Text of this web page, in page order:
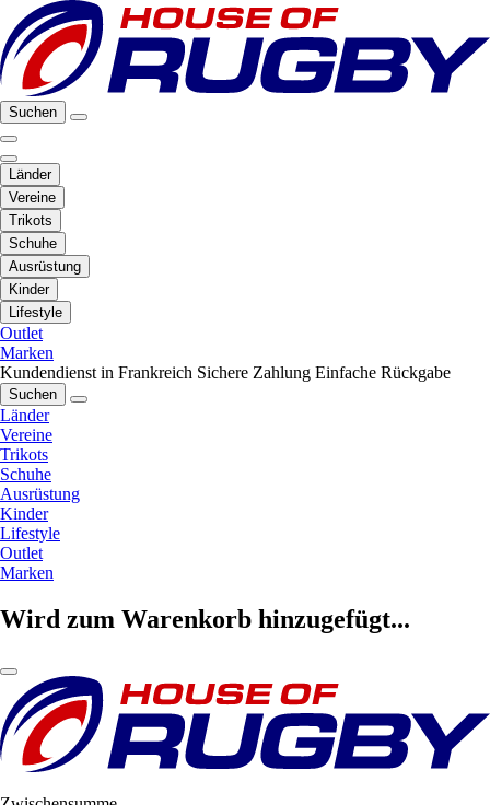
Suchen
Länder
Vereine
Trikots
Schuhe
Ausrüstung
Kinder
Lifestyle
Outlet
Marken
Kundendienst in Frankreich Sichere Zahlung Einfache Rückgabe
Suchen
Länder
Vereine
Trikots
Schuhe
Ausrüstung
Kinder
Lifestyle
Outlet
Marken
Wird zum Warenkorb hinzugefügt...